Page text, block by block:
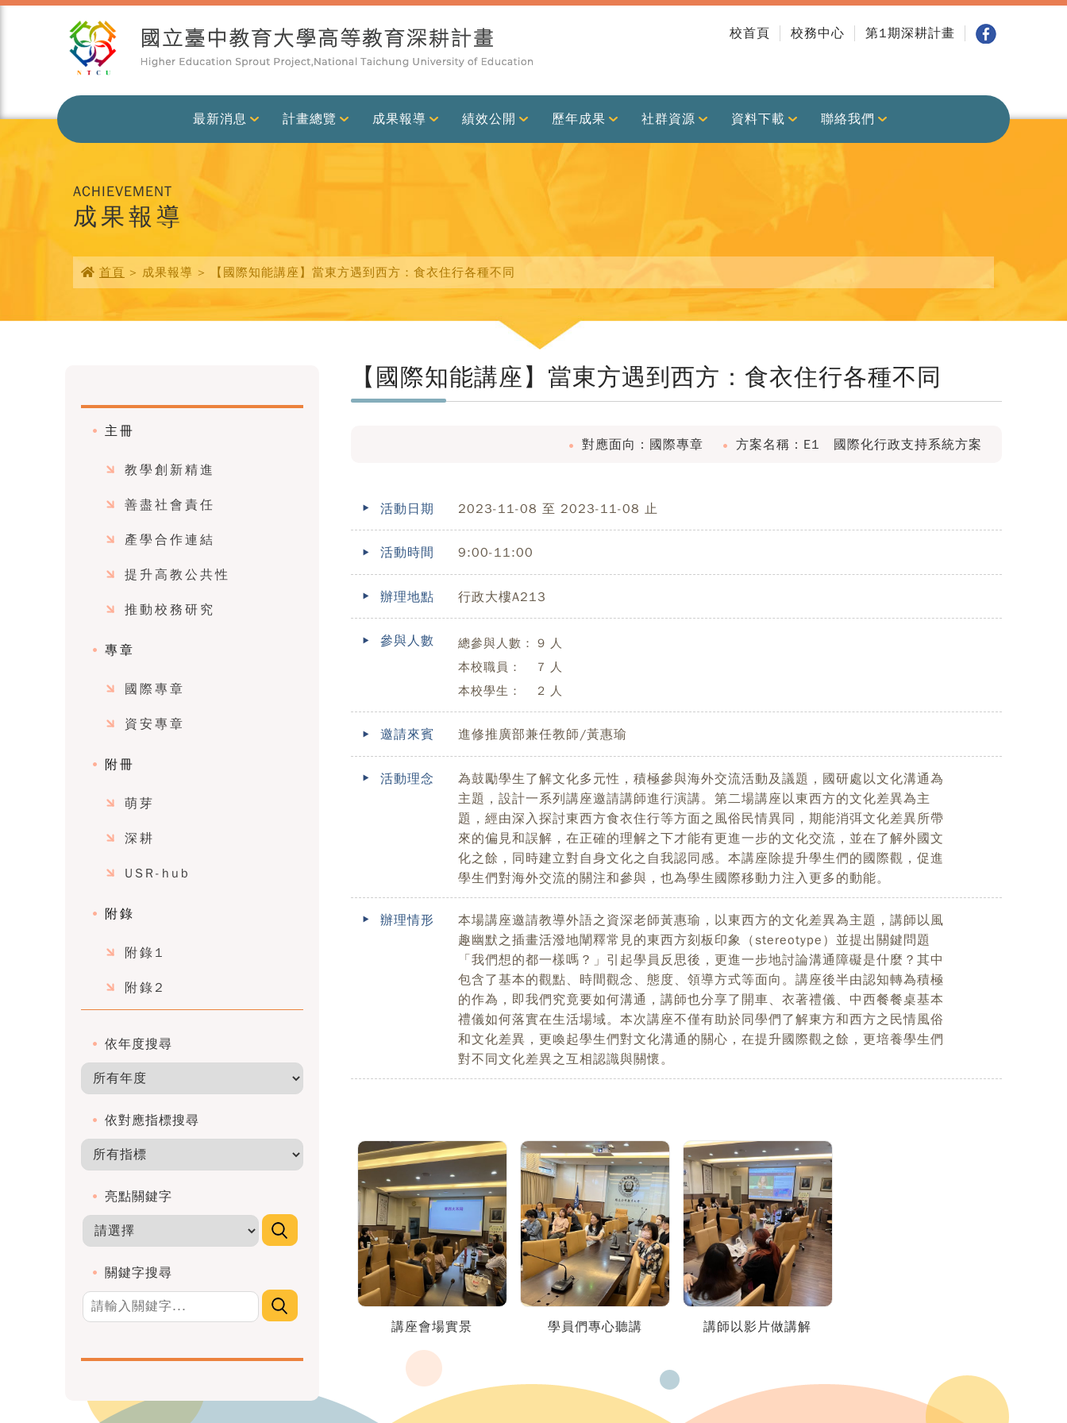
校首頁 校務中心 第1期深耕計畫
最新消息 計畫總覽 成果報導 績效公開 歷年成果 社群資源 資料下載 聯絡我們
ACHIEVEMENT
成果報導
首頁 > 成果報導 > 【國際知能講座】當東方遇到西方：食衣住行各種不同
主冊
教學創新精進
善盡社會責任
產學合作連結
提升高教公共性
推動校務研究
專章
國際專章
資安專章
附冊
萌芽
深耕
USR-hub
附錄
附錄1
附錄2
依年度搜尋
依對應指標搜尋
亮點關鍵字
關鍵字搜尋
【國際知能講座】當東方遇到西方：食衣住行各種不同
對應面向：國際專章 方案名稱：E1 國際化行政支持系統方案
活動日期 2023-11-08 至 2023-11-08 止
活動時間 9:00-11:00
辦理地點 行政大樓A213
參與人數 總參與人數：
9 人
本校職員：
7 人
本校學生：
2 人
邀請來賓 進修推廣部兼任教師/黃惠瑜
活動理念
為鼓勵學生了解文化多元性，積極參與海外交流活動及議題，國研處以文化溝通為
主題，設計一系列講座邀請講師進行演講。第二場講座以東西方的文化差異為主
題，經由深入探討東西方食衣住行等方面之風俗民情異同，期能消弭文化差異所帶
來的偏見和誤解，在正確的理解之下才能有更進一步的文化交流，並在了解外國文
化之餘，同時建立對自身文化之自我認同感。本講座除提升學生們的國際觀，促進
學生們對海外交流的關注和參與，也為學生國際移動力注入更多的動能。
辦理情形
本場講座邀請教導外語之資深老師黃惠瑜，以東西方的文化差異為主題，講師以風
趣幽默之插畫活潑地闡釋常見的東西方刻板印象（stereotype）並提出關鍵問題
「我們想的都一樣嗎？」引起學員反思後，更進一步地討論溝通障礙是什麼？其中
包含了基本的觀點、時間觀念、態度、領導方式等面向。講座後半由認知轉為積極
的作為，即我們究竟要如何溝通，講師也分享了開車、衣著禮儀、中西餐餐桌基本
禮儀如何落實在生活場域。本次講座不僅有助於同學們了解東方和西方之民情風俗
和文化差異，更喚起學生們對文化溝通的關心，在提升國際觀之餘，更培養學生們
對不同文化差異之互相認識與關懷。
講座會場實景 學員們專心聽講 講師以影片做講解